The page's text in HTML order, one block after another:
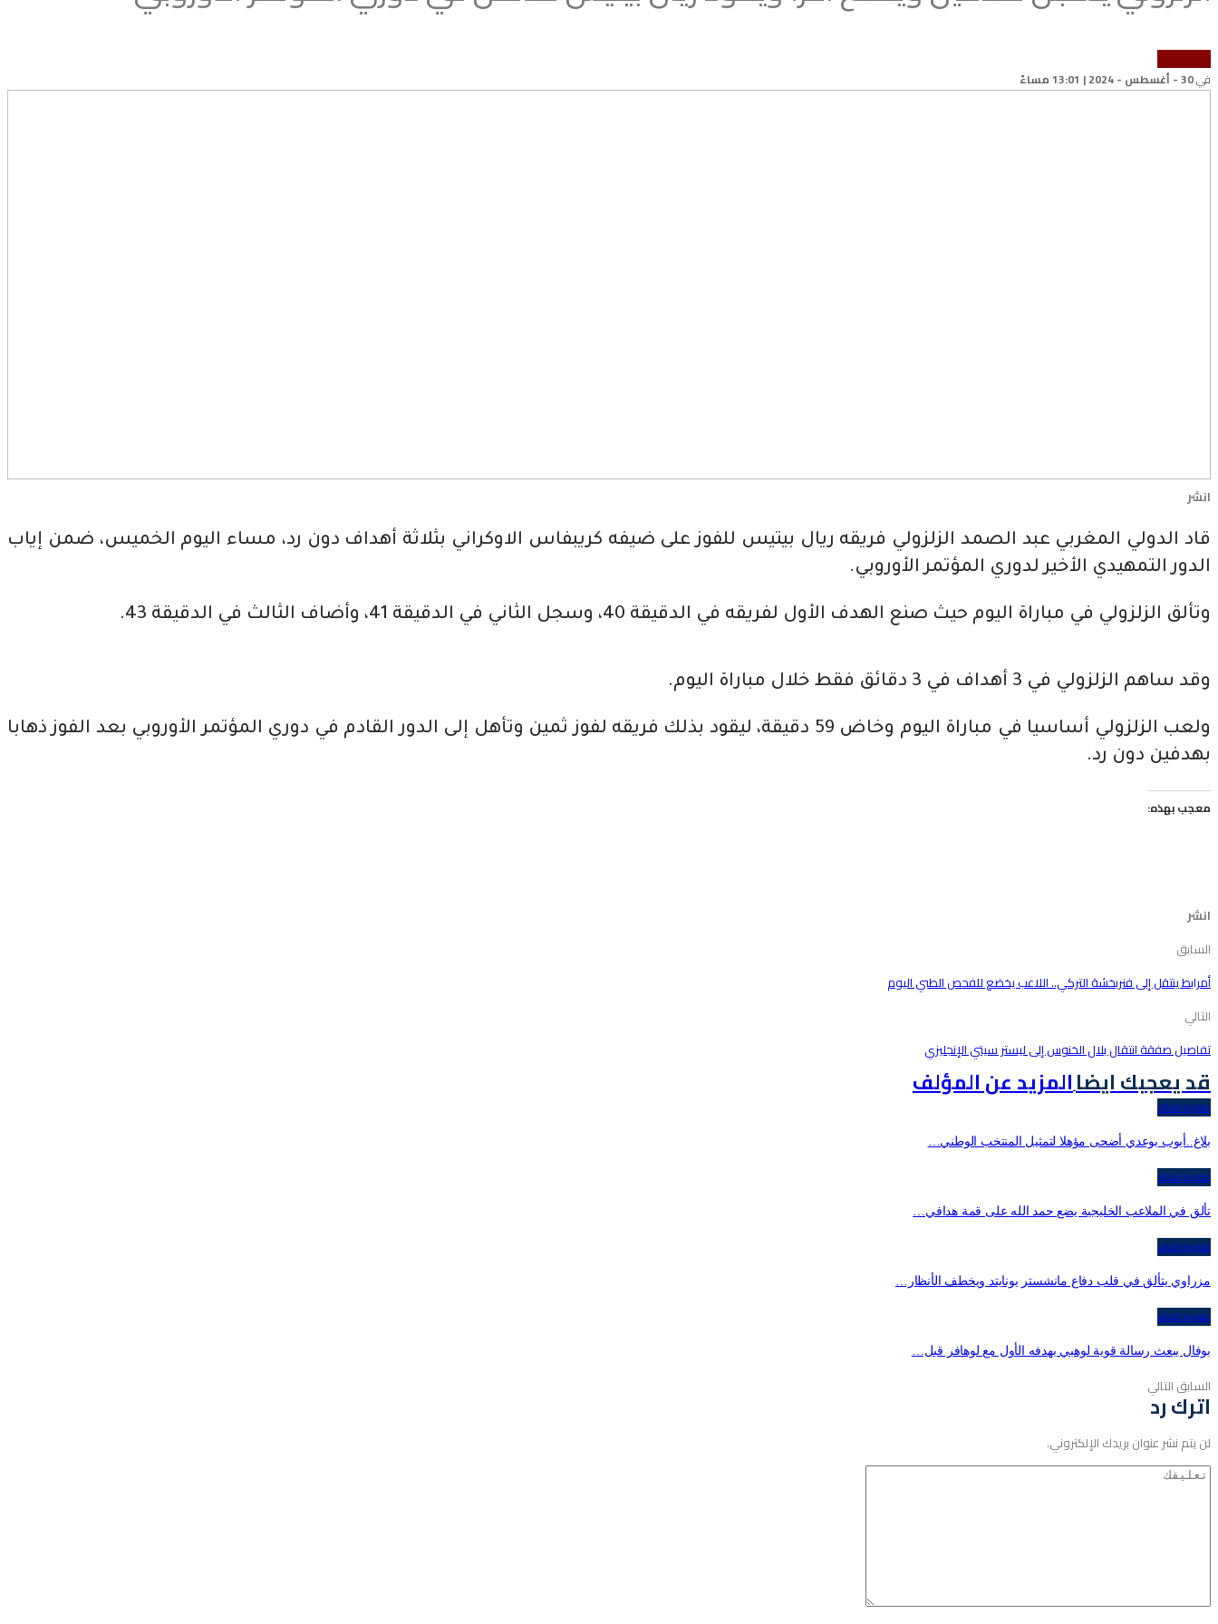
في30 - أغسطس - 2024 | 13:01 مساءً
انشر
قاد الدولي المغربي عبد الصمد الزلزولي فريقه ريال بيتيس للفوز على ضيفه كريبفاس الاوكراني بثلاثة أهداف دون رد، مساء اليوم الخميس، ضمن إياب
الدور التمهيدي الأخير لدوري المؤتمر الأوروبي.
وتألق الزلزولي في مباراة اليوم حيث صنع الهدف الأول لفريقه في الدقيقة 40، وسجل الثاني في الدقيقة 41، وأضاف الثالث في الدقيقة 43.
وقد ساهم الزلزولي في 3 أهداف في 3 دقائق فقط خلال مباراة اليوم.
ولعب الزلزولي أساسيا في مباراة اليوم وخاض 59 دقيقة، ليقود بذلك فريقه لفوز ثمين وتأهل إلى الدور القادم في دوري المؤتمر الأوروبي بعد الفوز ذهابا
بهدفين دون رد.
معجب بهذه:
انشر
السابق
أمرابط ينتقل إلى فنربخشة التركي.. اللاعب يخضع للفحص الطبي اليوم
التالي
تفاصيل صفقة انتقال بلال الخنوس إلى ليستر سيتي الإنجليزي
قد يعجبك ايضاالمزيد عن المؤلف
مغاربة العالم
بلاغ..أيوب بوعدي أضحى مؤهلا لتمثيل المنتخب الوطني…
مغاربة العالم
تألق في الملاعب الخليجية يضع حمد الله على قمة هدافي…
مغاربة العالم
مزراوي يتألق في قلب دفاع مانشستر يونايتد ويخطف الأنظار…
مغاربة العالم
بوفال يبعث رسالة قوية لوهبي بهدفه الأول مع لوهافر قبل…
السابق التالي
اترك رد
لن يتم نشر عنوان بريدك الإلكتروني.